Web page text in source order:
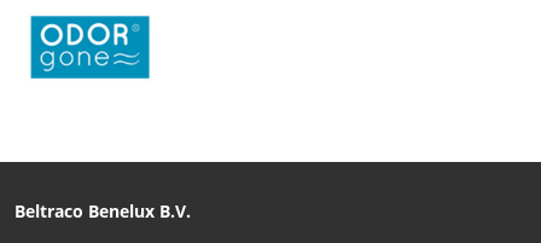
Beltraco Benelux B.V.